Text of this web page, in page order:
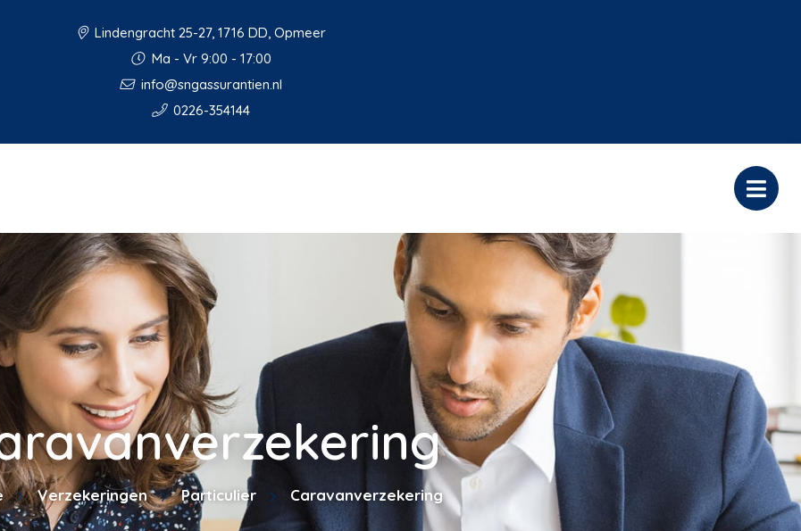
Lindengracht 25-27, 1716 DD, Opmeer
Ma - Vr 9:00 - 17:00
info@sngassurantien.nl
0226-354144
Verzekeringen Particulier Caravanverzekering